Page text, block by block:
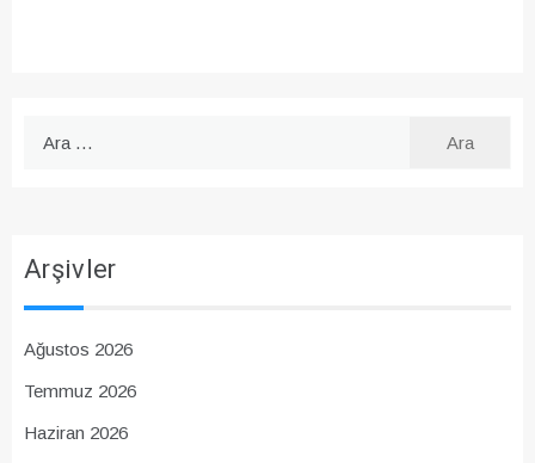
Arşivler
Ağustos 2026
Temmuz 2026
Haziran 2026